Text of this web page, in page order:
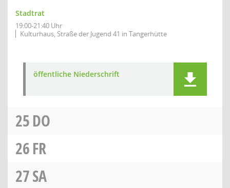
Stadtrat
19:00-21:40 Uhr
Kulturhaus, Straße der Jugend 41 in Tangerhütte
öffentliche Niederschrift
25DO
26FR
27SA